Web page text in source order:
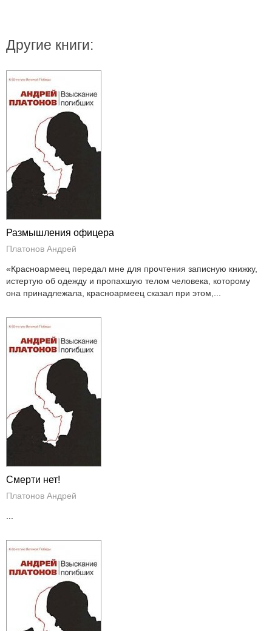
Другие книги:
Размышления офицера
Платонов Андрей
«Красноармеец передал мне для прочтения записную книжку,
истертую об одежду и пропахшую телом человека, которому
она принадлежала, красноармеец сказал при этом,...
Смерти нет!
Платонов Андрей